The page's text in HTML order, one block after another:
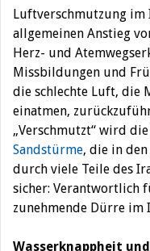
Luftverschmutzung
allgemeinen Anstieg
Herz- und
Missbildungen und
die schlechte Luft, die
einatmen,
„Verschmutzt“ wird
Sandstürme, die in
durch viele Teile des
sicher: Verantwortlich
zunehmende Dürre im
Wasserknappheit